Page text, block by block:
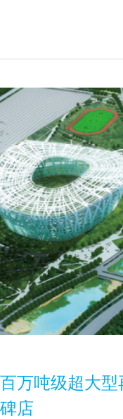
观水循环工
百万吨级超大
碑店